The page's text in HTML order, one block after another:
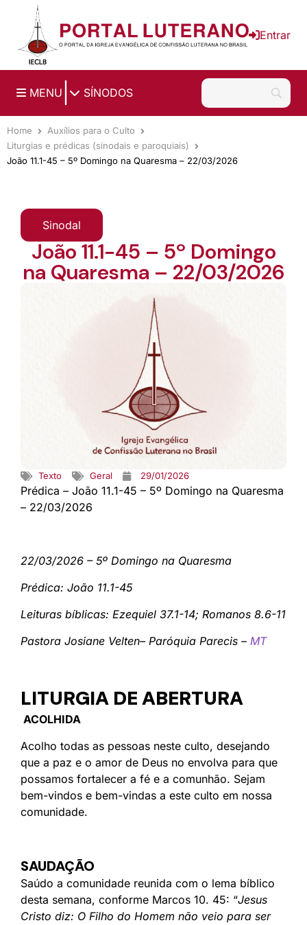
Ir para o conteúdo principal
Entrar
MENU SÍNODOS
Home
Auxílios para o Culto
Liturgias e prédicas (sinodais e paroquiais)
João 11.1-45 – 5º Domingo na Quaresma – 22/03/2026
Sinodal
João 11.1-45 – 5º Domingo
na Quaresma – 22/03/2026
Texto Geral 29/01/2026
Prédica – João 11.1-45 – 5º Domingo na Quaresma
– 22/03/2026
22/03/2026 – 5º Domingo na Quaresma
Prédica: João 11.1-45
Leituras bíblicas: Ezequiel 37.1-14; Romanos 8.6-11
Pastora Josiane Velten– Paróquia Parecis – MT
LITURGIA DE ABERTURA
ACOLHIDA
Acolho todas as pessoas neste culto, desejando
que a paz e o amor de Deus no envolva para que
possamos fortalecer a fé e a comunhão. Sejam
bem-vindos e bem-vindas a este culto em nossa
comunidade.
SAUDAÇÃO
Saúdo a comunidade reunida com o lema bíblico
desta semana, conforme Marcos 10. 45: “Jesus
Cristo diz: O Filho do Homem não veio para ser